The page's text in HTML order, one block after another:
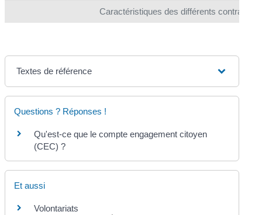
Caractéristiques des différents contrats
Textes de référence
Questions ? Réponses !
Qu'est-ce que le compte engagement citoyen
(CEC) ?
Et aussi
Volontariats